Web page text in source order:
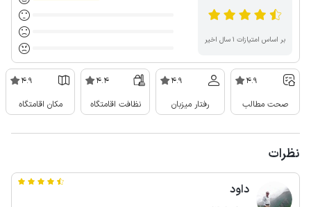
بر اساس امتیازات ۱ سال اخیر
4.9
صحت مطالب
4.9
رفتار میزبان
4.4
نظافت اقامتگاه
4.9
مکان اقامتگاه
نظرات
داود